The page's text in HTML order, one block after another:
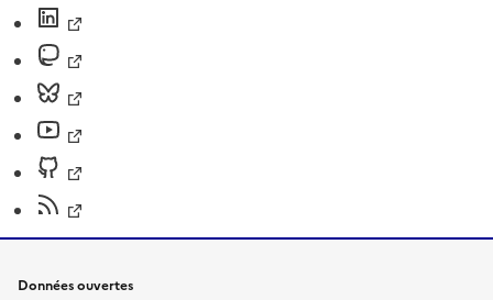
Données ouvertes